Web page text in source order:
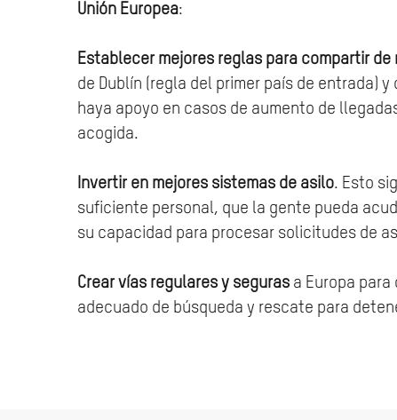
Unión Europea:
Establecer mejores reglas para compartir
de Dublín (regla del primer país de entrada)
haya apoyo en casos de aumento de
acogida.
Invertir en mejores sistemas de asilo. Esto
suficiente personal, que la gente pueda
su capacidad para procesar solicitudes de
Crear vías regulares y seguras a Europa
adecuado de búsqueda y rescate para